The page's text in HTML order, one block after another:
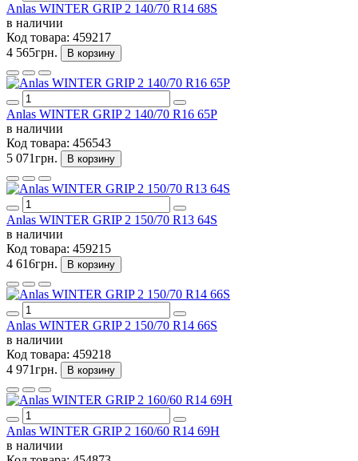
Anlas WINTER GRIP 2 140/70 R14 68S
в наличии
Код товара: 459217
4 565грн.
В корзину
Anlas WINTER GRIP 2 140/70 R16 65P
в наличии
Код товара: 456543
5 071грн.
В корзину
Anlas WINTER GRIP 2 150/70 R13 64S
в наличии
Код товара: 459215
4 616грн.
В корзину
Anlas WINTER GRIP 2 150/70 R14 66S
в наличии
Код товара: 459218
4 971грн.
В корзину
Anlas WINTER GRIP 2 160/60 R14 69H
в наличии